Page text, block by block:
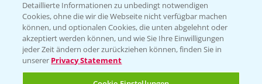
KONTAKT
Hilfe in Notfällen
T.+49 (0)214/30-20220
Detaillierte Informationen zu unbedingt notwendigen
Cookies, ohne die wir die Webseite nicht verfügbar machen
können, und optionalen Cookies, die unten abgelehnt oder
akzeptiert werden können, und wie Sie Ihre Einwilligungen
jeder Zeit ändern oder zurückziehen können, finden Sie in
unserer Privacy Statement